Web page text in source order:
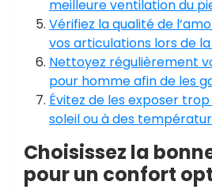
meilleure ventilation du
Vérifiez la qualité de
vos articulations lors de
Nettoyez régulièrement
pour homme afin de les
Évitez de les exposer
soleil ou à des
Choisissez la
pour un confort